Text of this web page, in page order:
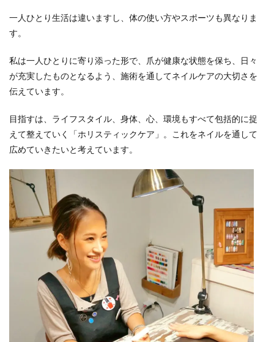
一人ひとり生活は違いますし、体の使い方やスポーツも異なりま
す。
私は一人ひとりに寄り添った形で、爪が健康な状態を保ち、日々
が充実したものとなるよう、施術を通してネイルケアの大切さを
伝えています。
目指すは、ライフスタイル、身体、心、環境もすべて包括的に捉
えて整えていく「ホリスティックケア」。これをネイルを通して
広めていきたいと考えています。